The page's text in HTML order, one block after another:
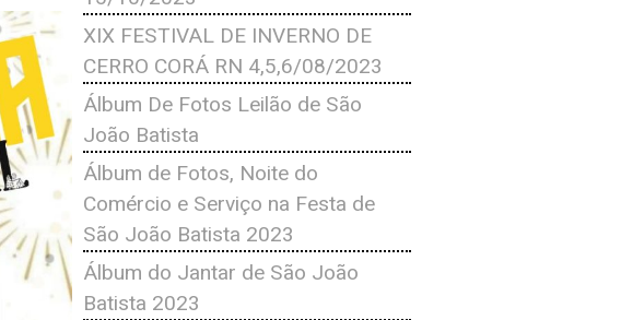
XIX FESTIVAL DE INVERNO DE
CERRO CORÁ RN 4,5,6/08/2023
Álbum De Fotos Leilão de São
João Batista
Álbum de Fotos, Noite do
Comércio e Serviço na Festa de
São João Batista 2023
Álbum do Jantar de São João
Batista 2023